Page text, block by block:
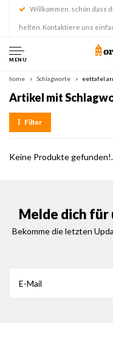
Willkommen, schön dass
helfen. Kontaktiere uns
MENU
home Schlagworte eettafel
Artikel mit
Filter
Keine Produkte
Melde dich
Bekomme die letzten